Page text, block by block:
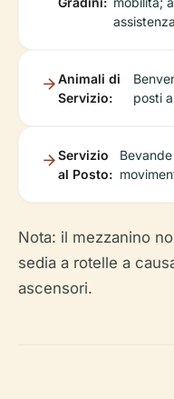
Animali di
Servizio:
posti
Servizio
al Posto:
Nota: il mezzanino
sedia a rotelle a
ascensori.